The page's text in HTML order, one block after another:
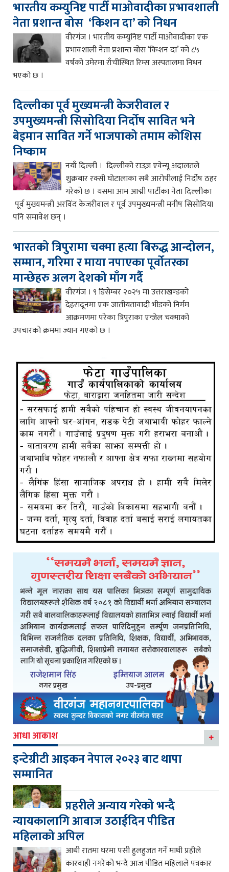
भारतीय कम्युनिष्ट पार्टी माओवादीका प्रभावशाली
नेता प्रशान्त बोस ‘किशन दा’ को निधन
वीरगंज । भारतीय कम्युनिष्ट पार्टी माओवादीका एक
प्रभावशाली नेता प्रशान्त बोस ‘किशन दा’ को ८५
वर्षको उमेरमा राँचीस्थित रिम्स अस्पतालमा निधन
भएको छ ।
दिल्लीका पूर्व मुख्यमन्त्री केजरीवाल र
उपमुख्यमन्त्री सिसोदिया निर्दोष सावित भने
बेइमान सावित गर्ने भाजपाको तमाम कोशिस
निष्काम
नयाँ दिल्ली । दिल्लीको राउज़ एवेन्यू अदालतले
शुक्रबार रक्सी घोटालाका सबै आरोपीलाई निर्दोष ठहर
गरेको छ । यसमा आम आद्मी पार्टीका नेता दिल्लीका
पूर्व मुख्यमन्त्री अरविंद केजरीवाल र पूर्व उपमुख्यमन्त्री मनीष सिसोदिया
पनि समावेश छन् ।
भारतको त्रिपुरामा चक्मा हत्या बिरुद्ध आन्दोलन,
सम्मान, गरिमा र माया नपाएका पूर्वोतरका
मान्छेहरु अलग देशको माँग गर्दै
वीरगंज । ९ डिसेम्बर २०२५ मा उत्तराखण्डको
देहरादूनमा एक जातीयतावादी भीडको निर्मम
आक्रमणमा परेका त्रिपुराका एन्जेल चक्माको
उपचारको क्रममा ज्यान गएको छ ।
आधा आकाश
इन्टेग्रीटी आइकन नेपाल २०२३ बाट थापा
सम्मानित
प्रहरीले अन्याय गरेको भन्दै
न्यायकालागि आवाज उठाईदिन पीडित
महिलाको अपिल
आधी रातमा घरमा पसी हुलहुजत गर्ने माथी प्रहीले
कारवाही नगरेको भन्दै आज पीडित महिलाले पत्रकार